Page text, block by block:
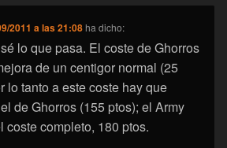
2011 a las 21:08 ha dicho:
lo que pasa. El coste de Ghorros
de un centigor normal (25
lo tanto a este coste hay que
de Ghorros (155 ptos); el Army
coste completo, 180 ptos.